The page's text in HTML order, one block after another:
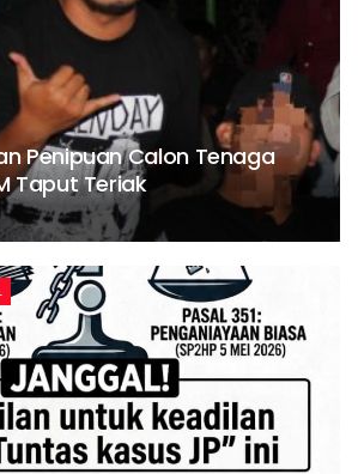
Penipuan Calon Tenaga
Taput Teriak